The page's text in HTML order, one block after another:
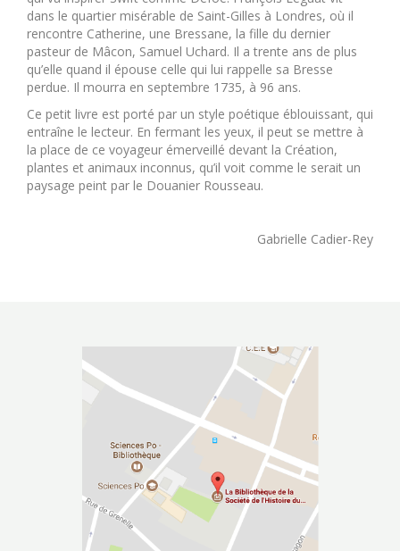
dans le quartier misérable de Saint-Gilles à Londres, où il
rencontre Catherine, une Bressane, la fille du dernier
pasteur de Mâcon, Samuel Uchard. Il a trente ans de plus
qu’elle quand il épouse celle qui lui rappelle sa Bresse
perdue. Il mourra en septembre 1735, à 96 ans.
Ce petit livre est porté par un style poétique éblouissant, qui
entraîne le lecteur. En fermant les yeux, il peut se mettre à
la place de ce voyageur émerveillé devant la Création,
plantes et animaux inconnus, qu’il voit comme le serait un
paysage peint par le Douanier Rousseau.
Gabrielle Cadier-Rey